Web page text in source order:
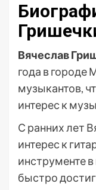
Вячеслав
года в городе
музыкантов,
интерес к
С ранних лет
интерес к
инструменте в
быстро